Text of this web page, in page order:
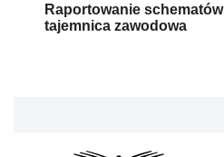
Raportowanie
tajemnica zawodowa